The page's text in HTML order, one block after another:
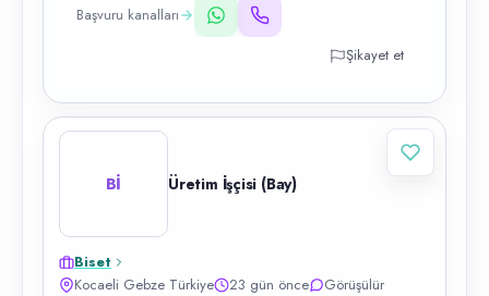
Başvuru kanalları
Şikayet et
Bİ Üretim İşçisi (Bay)
Biset
Kocaeli Gebze Türkiye
23 gün önce Görüşülür